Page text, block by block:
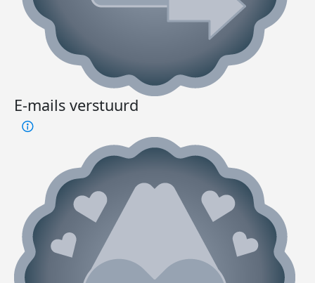
E-mails verstuurd